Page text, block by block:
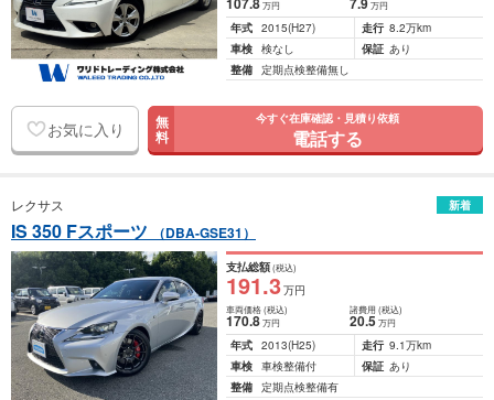
万円 万円
年式 2015(H27) 走行 8.2万km
車検 検なし 保証 あり
整備 定期点検整備無し
お気に入り 無
料
今すぐ在庫確認・見積り依頼
電話する
レクサス 新着
IS 350 Fスポーツ （DBA-GSE31）
支払総額(税込)
191.3万円
車両価格(税込)
170.8万円
諸費用 (税込)
20.5 万円
年式 2013(H25) 走行 9.1万km
車検 車検整備付 保証 あり
整備 定期点検整備有